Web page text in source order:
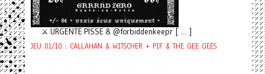
⚔️ URGENTE PISSE & @forbiddenkeepr [ ... ]
JEU 01/10 : CALLAHAN & WITSCHER + PIF & THE GEE GEES